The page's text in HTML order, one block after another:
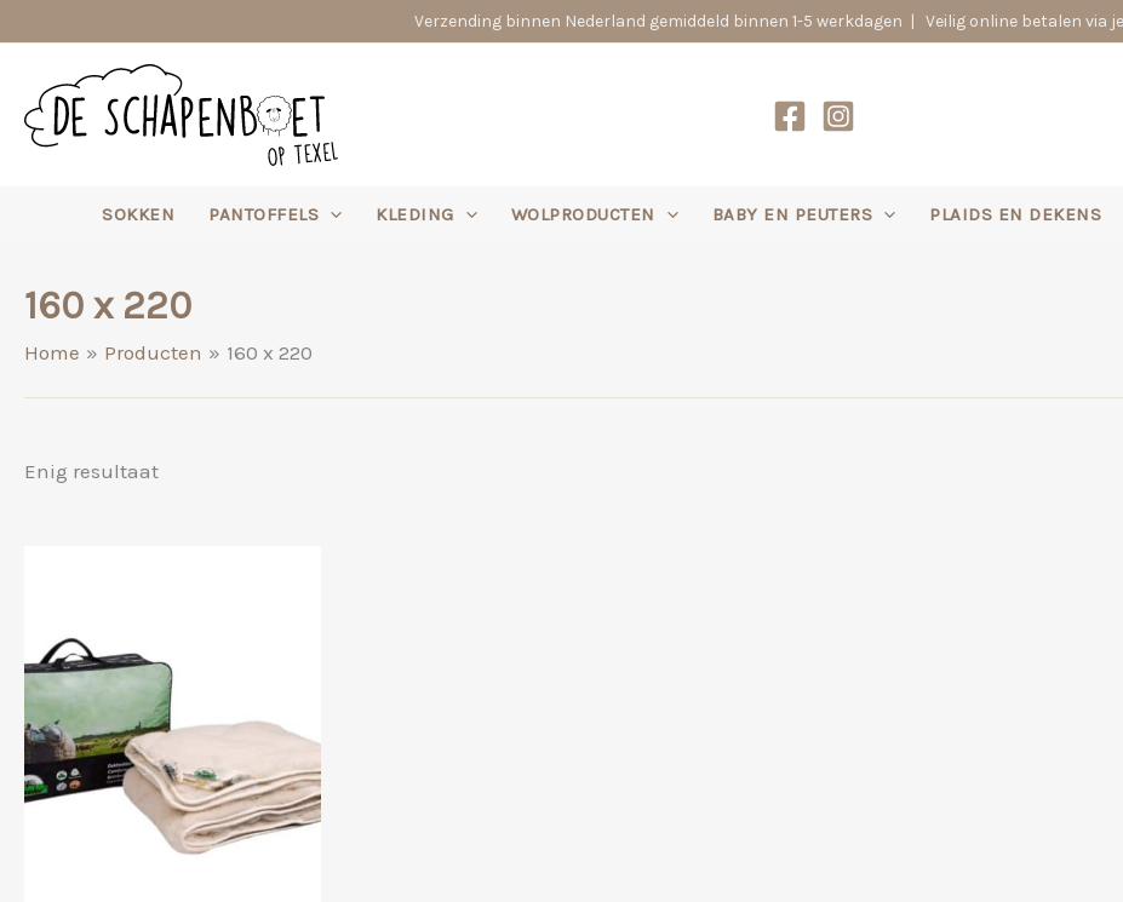
naar
inhoud
Verzending binnen Nederland gemiddeld binnen 1-5 werkdagen | Veilig online betalen via
SOKKEN PANTOFFELS KLEDING WOLPRODUCTEN BABY EN PEUTERS PLAIDS EN DEKENS
160 x 220
Home Producten 160 x 220
Enig resultaat